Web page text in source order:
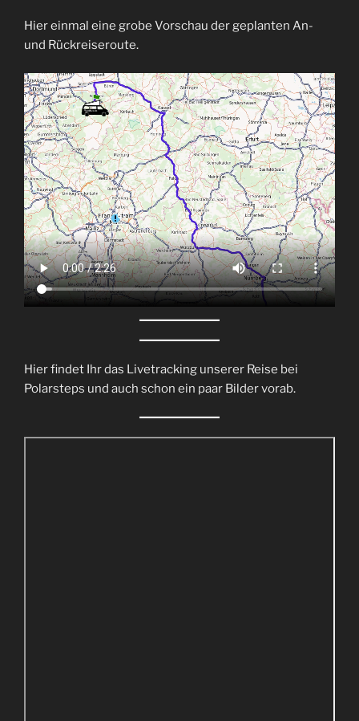
Hier einmal eine grobe Vorschau der geplanten An-
und Rückreiseroute.
Hier findet Ihr das Livetracking unserer Reise bei
Polarsteps und auch schon ein paar Bilder vorab.